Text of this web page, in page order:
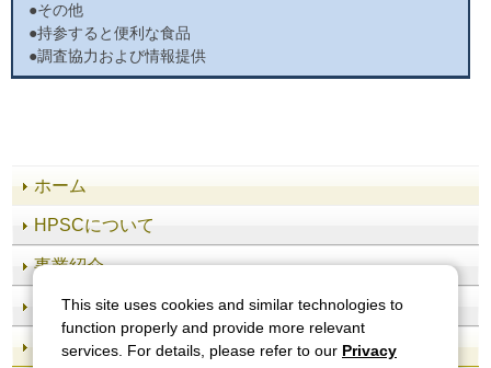
ホーム
HPSCについて
事業紹介
施設案内
知る・学ぶ
●その他
●持参すると便利な食品
●調査協力および情報提供
This site uses cookies and similar technologies to
function properly and provide more relevant
services. For details, please refer to our Privacy